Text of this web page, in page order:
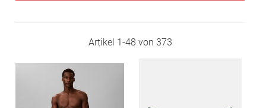
Artikel 1-48 von 373